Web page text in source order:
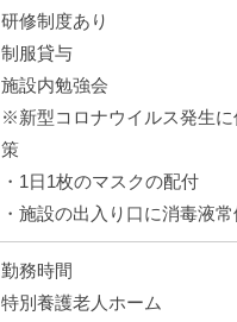
研修制度あり
制服貸与
施設内勉強会
※新型コロナウイルス発生
策
・1日1枚のマスクの配付
・施設の出入り口に消毒液
勤務時間
特別養護老人ホーム